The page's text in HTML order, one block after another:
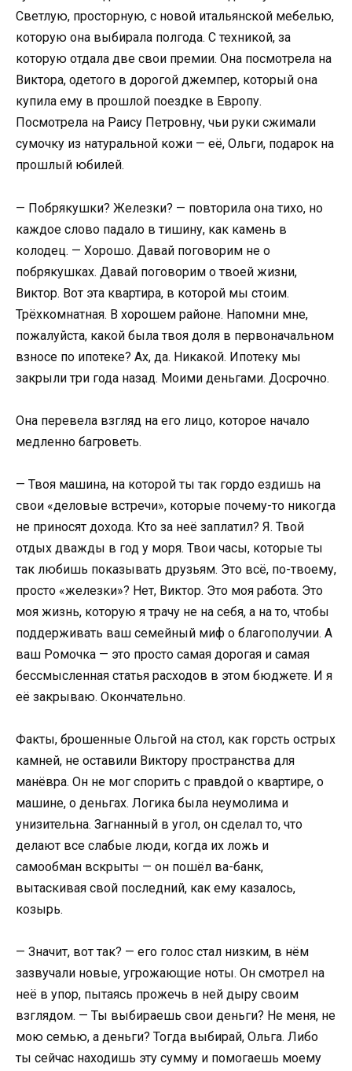
Светлую, просторную, с новой итальянской мебелью,
которую она выбирала полгода. С техникой, за
которую отдала две свои премии. Она посмотрела на
Виктора, одетого в дорогой джемпер, который она
купила ему в прошлой поездке в Европу.
Посмотрела на Раису Петровну, чьи руки сжимали
сумочку из натуральной кожи — её, Ольги, подарок на
прошлый юбилей.
— Побрякушки? Железки? — повторила она тихо, но
каждое слово падало в тишину, как камень в
колодец. — Хорошо. Давай поговорим не о
побрякушках. Давай поговорим о твоей жизни,
Виктор. Вот эта квартира, в которой мы стоим.
Трёхкомнатная. В хорошем районе. Напомни мне,
пожалуйста, какой была твоя доля в первоначальном
взносе по ипотеке? Ах, да. Никакой. Ипотеку мы
закрыли три года назад. Моими деньгами. Досрочно.
Она перевела взгляд на его лицо, которое начало
медленно багроветь.
— Твоя машина, на которой ты так гордо ездишь на
свои «деловые встречи», которые почему-то никогда
не приносят дохода. Кто за неё заплатил? Я. Твой
отдых дважды в год у моря. Твои часы, которые ты
так любишь показывать друзьям. Это всё, по-твоему,
просто «железки»? Нет, Виктор. Это моя работа. Это
моя жизнь, которую я трачу не на себя, а на то, чтобы
поддерживать ваш семейный миф о благополучии. А
ваш Ромочка — это просто самая дорогая и самая
бессмысленная статья расходов в этом бюджете. И я
её закрываю. Окончательно.
Факты, брошенные Ольгой на стол, как горсть острых
камней, не оставили Виктору пространства для
манёвра. Он не мог спорить с правдой о квартире, о
машине, о деньгах. Логика была неумолима и
унизительна. Загнанный в угол, он сделал то, что
делают все слабые люди, когда их ложь и
самообман вскрыты — он пошёл ва-банк,
вытаскивая свой последний, как ему казалось,
козырь.
— Значит, вот так? — его голос стал низким, в нём
зазвучали новые, угрожающие ноты. Он смотрел на
неё в упор, пытаясь прожечь в ней дыру своим
взглядом. — Ты выбираешь свои деньги? Не меня, не
мою семью, а деньги? Тогда выбирай, Ольга. Либо
ты сейчас находишь эту сумму и помогаешь моему